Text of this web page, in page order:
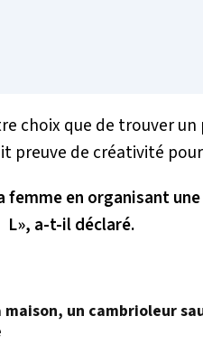
choix que de trouver
preuve de créativité
femme en organisant
L», a-t-il déclaré.
maison, un cambrioleur